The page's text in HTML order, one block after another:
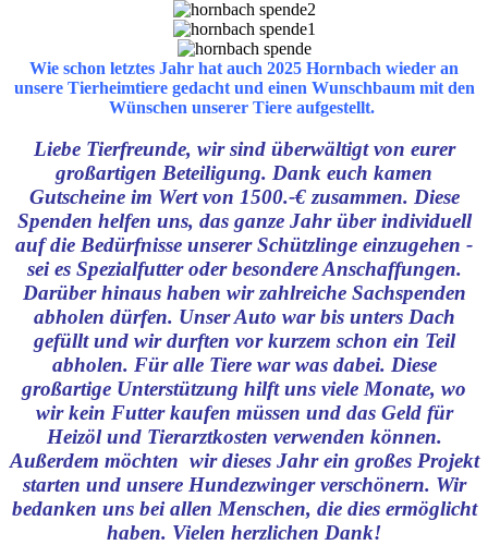
Wie schon letztes Jahr hat auch 2025 Hornbach wieder an
unsere Tierheimtiere gedacht und einen Wunschbaum mit den
Wünschen unserer Tiere aufgestellt.
Liebe Tierfreunde, wir sind überwältigt von eurer
großartigen Beteiligung. Dank euch kamen
Gutscheine im Wert von 1500.-€ zusammen. Diese
Spenden helfen uns, das ganze Jahr über individuell
auf die Bedürfnisse unserer Schützlinge einzugehen -
sei es Spezialfutter oder besondere Anschaffungen.
Darüber hinaus haben wir zahlreiche Sachspenden
abholen dürfen. Unser Auto war bis unters Dach
gefüllt und wir durften vor kurzem schon ein Teil
abholen. Für alle Tiere war was dabei. Diese
großartige Unterstützung hilft uns viele Monate, wo
wir kein Futter kaufen müssen und das Geld für
Heizöl und Tierarztkosten verwenden können.
Außerdem möchten wir dieses Jahr ein großes Projekt
starten und unsere Hundezwinger verschönern. Wir
bedanken uns bei allen Menschen, die dies ermöglicht
haben. Vielen herzlichen Dank!